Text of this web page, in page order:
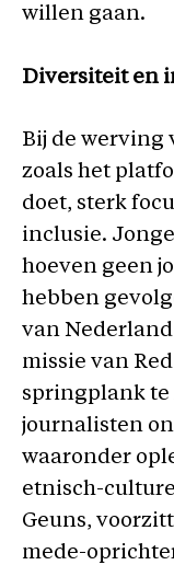
willen gaan.
Diversiteit en
Bij de werving
zoals het
doet, sterk
inclusie.
hoeven geen
hebben
van
missie van
springplank te
journalisten
waaronder
etnisch-
Geuns,
mede-